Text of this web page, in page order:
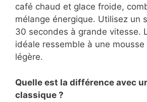
café chaud et glace froide,
mélange énergique. Utilisez un
30 secondes à grande vitesse.
idéale ressemble à une
légère.
Quelle est la différence avec
classique ?